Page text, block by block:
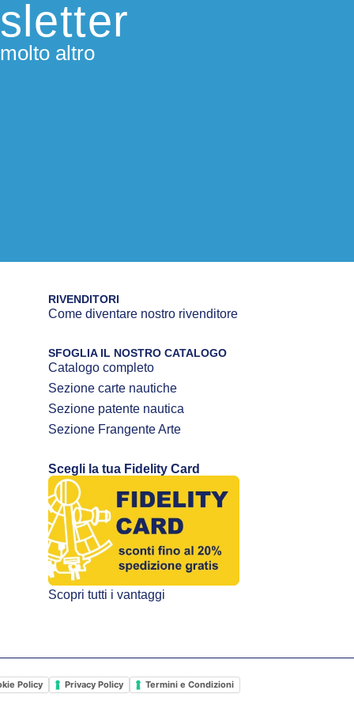
altro
RIVENDITORI
Come diventare nostro rivenditore
SFOGLIA IL NOSTRO CATALOGO
Catalogo completo
Sezione carte nautiche
Sezione patente nautica
Sezione Frangente Arte
Scegli la tua Fidelity Card
Scopri tutti i vantaggi
Policy Privacy Policy Termini e Condizioni